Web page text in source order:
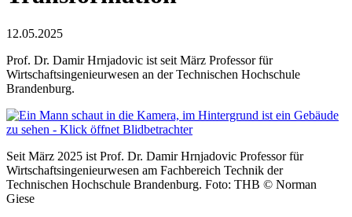
12.05.2025
Prof. Dr. Damir Hrnjadovic ist seit März Professor für
Wirtschaftsingenieurwesen an der Technischen Hochschule
Brandenburg.
Seit März 2025 ist Prof. Dr. Damir Hrnjadovic Professor für
Wirtschaftsingenieurwesen am Fachbereich Technik der
Technischen Hochschule Brandenburg. Foto: THB © Norman
Giese